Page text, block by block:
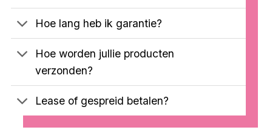
Hoe lang heb ik garantie?
Hoe worden jullie producten
verzonden?
Lease of gespreid betalen?